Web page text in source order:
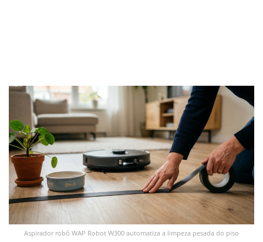
Aspirador robô WAP Robot W300 automatiza a limpeza pesada do piso